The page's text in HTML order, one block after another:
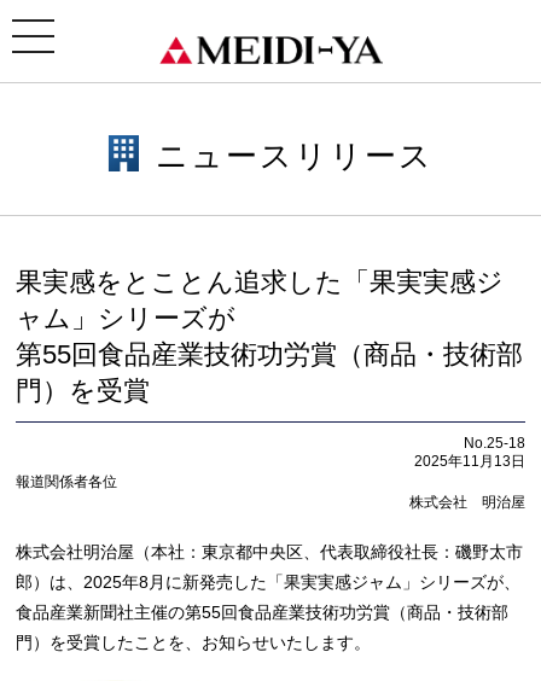
toggle
navigation
産業技術功労賞（商品・技術部門）を受賞
ニュースリリース
果実感をとことん追求した「果実実感ジ
ャム」シリーズが
第55回食品産業技術功労賞（商品・技術部
門）を受賞
No.25-18
2025年11月13日
報道関係者各位
株式会社 明治屋
株式会社明治屋（本社：東京都中央区、代表取締役社長：磯野太市
郎）は、2025年8月に新発売した「果実実感ジャム」シリーズが、
食品産業新聞社主催の第55回食品産業技術功労賞（商品・技術部
門）を受賞したことを、お知らせいたします。